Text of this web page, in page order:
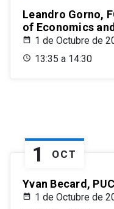
Leandro Gorno,
of Economics
1 de Octubre de
13:35 a 14:30
1 OCT
Yvan Becard,
1 de Octubre de